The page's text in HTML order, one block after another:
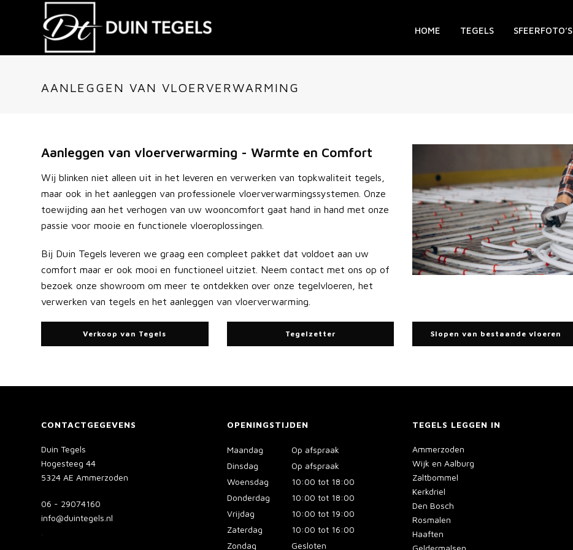
HOME TEGELS SFEERFOTO’S
AANLEGGEN VAN VLOERVERWARMING
Aanleggen van vloerverwarming - Warmte en Comfort
Wij blinken niet alleen uit in het leveren en verwerken van topkwaliteit tegels,
maar ook in het aanleggen van professionele vloerverwarmingssystemen. Onze
toewijding aan het verhogen van uw wooncomfort gaat hand in hand met onze
passie voor mooie en functionele vloeroplossingen.
Bij Duin Tegels leveren we graag een compleet pakket dat voldoet aan uw
comfort maar er ook mooi en functioneel uitziet. Neem contact met ons op of
bezoek onze showroom om meer te ontdekken over onze tegelvloeren, het
verwerken van tegels en het aanleggen van vloerverwarming.
Verkoop van Tegels Tegelzetter Slopen van bestaande vloeren
CONTACTGEGEVENS
Duin Tegels
Hogesteeg 44
5324 AE Ammerzoden
06 - 29074160
info@duintegels.nl
OPENINGSTIJDEN
Maandag
Dinsdag
Woensdag
Donderdag
Vrijdag
Zaterdag
Zondag
Op afspraak
Op afspraak
10:00 tot 18:00
10:00 tot 18:00
10:00 tot 19:00
10:00 tot 16:00
Gesloten
TEGELS LEGGEN IN
Ammerzoden
Wijk en Aalburg
Zaltbommel
Kerkdriel
Den Bosch
Rosmalen
Haaften
Geldermalsen